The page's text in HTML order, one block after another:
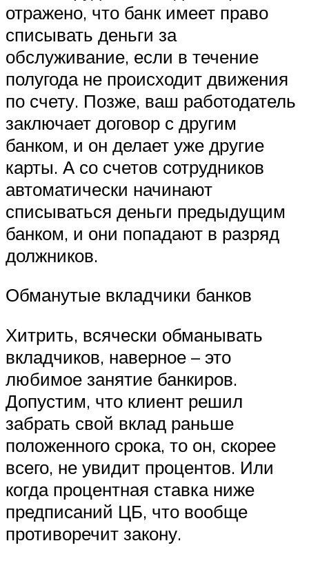
отражено, что банк имеет право
списывать деньги за
обслуживание, если в течение
полугода не происходит движения
по счету. Позже, ваш работодатель
заключает договор с другим
банком, и он делает уже другие
карты. А со счетов сотрудников
автоматически начинают
списываться деньги предыдущим
банком, и они попадают в разряд
должников.
Обманутые вкладчики банков
Хитрить, всячески обманывать
вкладчиков, наверное – это
любимое занятие банкиров.
Допустим, что клиент решил
забрать свой вклад раньше
положенного срока, то он, скорее
всего, не увидит процентов. Или
когда процентная ставка ниже
предписаний ЦБ, что вообще
противоречит закону.